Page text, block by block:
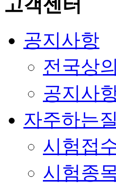
고객센터
공지사항
전국상
공지사
자주하는
시험접
시험종